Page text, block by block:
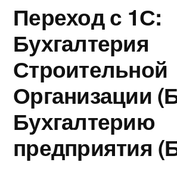
Переход с 1С:
Бухгалтерия
Строительной
Организации
Бухгалтерию
предприятия